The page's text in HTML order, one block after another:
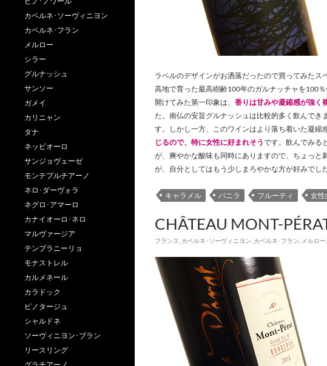
ラベルのデザインがお洒落だったので買ってみた
高地で育った最高樹齢100年のガルナッチャを100
開けてみた第一印象は、 香りは甘みや凝縮感が強く
た。南仏の安旨グルナッシュは比較的多く飲んで
す。しかし一方、このワインはより落ち着いた凝縮
じるので、特に女性に好まれそうです。飲んでみる
が、爽やかな酸味も同時にありますので、ちょっと
が、自分としてはもう少しまろやかな方が好みでした
キャラメル バニラ フルーティ 女性
CHÂTEAU MONT-
フランス カベルネ･ソーヴィニヨン カベルネ･フラン メルロー
カベルネ･ソーヴィニヨン
カベルネ･フラン
メルロー
シラー
グルナッシュ
サンソー
ガメイ
カリニャン
タナ
ネッビオーロ
サンジョヴェーゼ
モンテプルチアーノ
ネロ･ダーヴォラ
ネグロ･アマーロ
カナイオーロ･ネロ
マルヴァージア
テンプラニーリョ
モナストレル
カルメネール
カラドック
ピノタージュ
シャルドネ
ソーヴィニヨン･ブラン
リースリング